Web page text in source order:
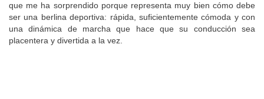
que me ha sorprendido porque representa muy bien cómo debe
ser una berlina deportiva: rápida, suficientemente cómoda y con
una dinámica de marcha que hace que su conducción sea
placentera y divertida a la vez.